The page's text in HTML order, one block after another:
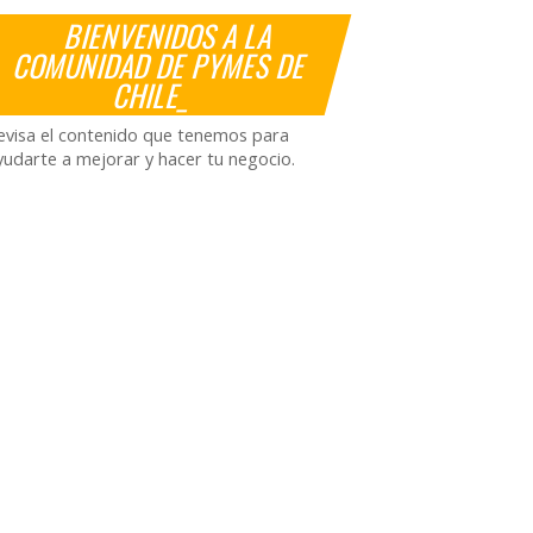
BIENVENIDOS A LA
COMUNIDAD DE PYMES DE
CHILE_
el contenido que tenemos para
a mejorar y hacer tu negocio.